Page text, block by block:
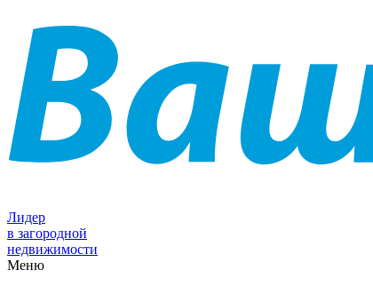
Лидер
в загородной
недвижимости
Меню